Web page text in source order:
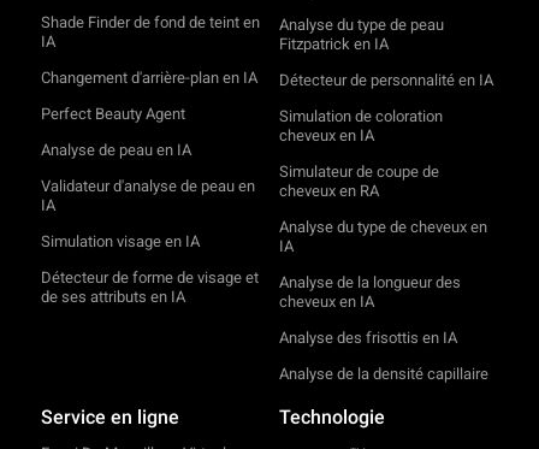
Shade Finder de fond de teint en
IA
Changement d'arrière-plan en IA
Perfect Beauty Agent
Analyse de peau en IA
Validateur d'analyse de peau en
IA
Simulation visage en IA
Détecteur de forme de visage et
de ses attributs en IA
Analyse du type de peau
Fitzpatrick en IA
Détecteur de personnalité en IA
Simulation de coloration
cheveux en IA
Simulateur de coupe de
cheveux en RA
Analyse du type de cheveux en
IA
Analyse de la longueur des
cheveux en IA
Analyse des frisottis en IA
Analyse de la densité capillaire
Service en ligne Technologie